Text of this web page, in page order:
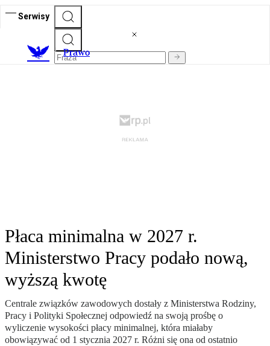
Serwisy
Prawo
Płaca minimalna w 2027 r.
Ministerstwo Pracy podało nową,
wyższą kwotę
Centrale związków zawodowych dostały z Ministerstwa Rodziny,
Pracy i Polityki Społecznej odpowiedź na swoją prośbę o
wyliczenie wysokości płacy minimalnej, która miałaby
obowiązywać od 1 stycznia 2027 r. Różni się ona od ostatnio